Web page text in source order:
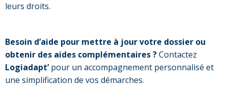
leurs droits.
Besoin d’aide pour mettre à jour votre dossier ou
obtenir des aides complémentaires ?Contactez
Logiadapt’pour un accompagnement personnalisé et
une simplification de vos démarches.